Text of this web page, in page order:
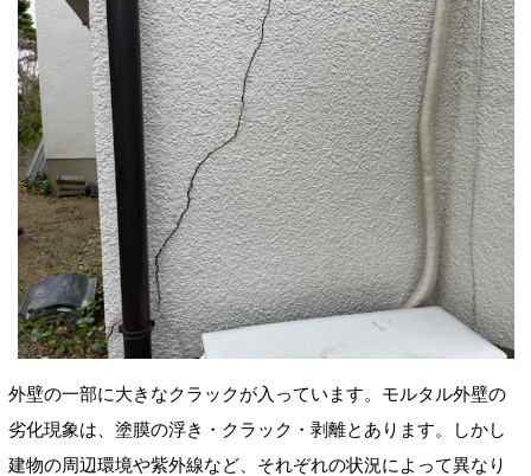
外壁の一部に大きなクラックが入っています。モルタル外壁の
劣化現象は、塗膜の浮き・クラック・剥離とあります。しかし
建物の周辺環境や紫外線など、それぞれの状況によって異なり